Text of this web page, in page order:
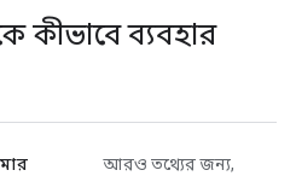
কীভাবে ব্যবহার
আরও তথ্যের জন্য,